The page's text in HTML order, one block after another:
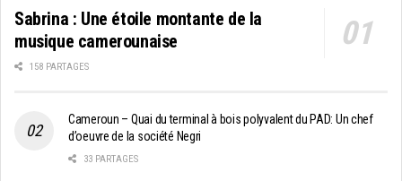
Sabrina : Une étoile montante de la
musique camerounaise
158 PARTAGES
Cameroun – Quai du terminal à bois polyvalent du PAD: Un chef
d’oeuvre de la société Negri
33 PARTAGES